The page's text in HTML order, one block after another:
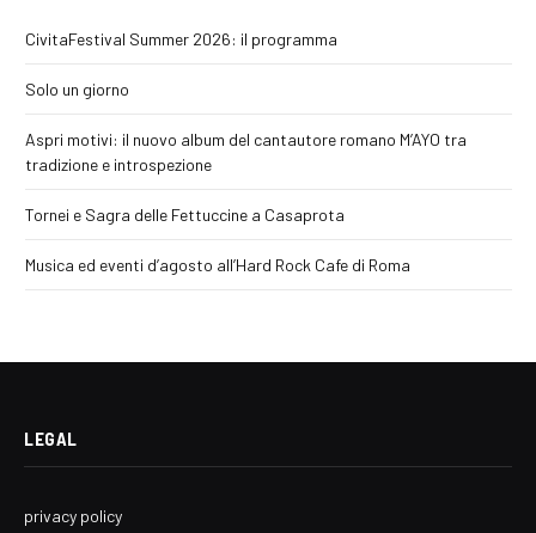
CivitaFestival Summer 2026: il programma
Solo un giorno
Aspri motivi: il nuovo album del cantautore romano M’AYO tra
tradizione e introspezione
Tornei e Sagra delle Fettuccine a Casaprota
Musica ed eventi d’agosto all’Hard Rock Cafe di Roma
LEGAL
privacy policy